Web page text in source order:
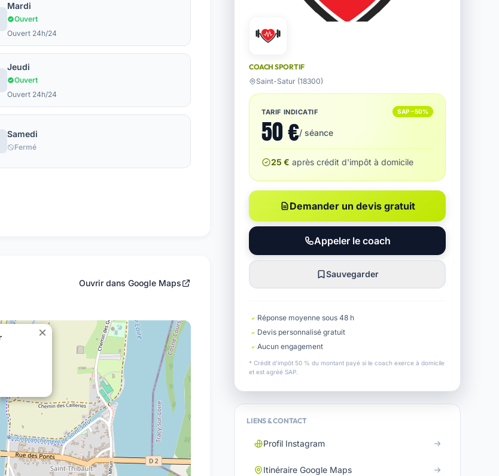
Mardi
Ouvert
Ouvert 24h/24
Jeudi
Ouvert
Ouvert 24h/24
Samedi
Fermé
Ouvrir dans Google Maps
×
COACH SPORTIF
Saint-Satur (18300)
TARIF INDICATIF SAP −50%
50 €/ séance
25 € après crédit d'impôt à domicile
Demander un devis gratuit
Appeler le coach
Sauvegarder
Réponse moyenne sous 48 h
Devis personnalisé gratuit
Aucun engagement
* Crédit d'impôt 50 % du montant payé si le coach exerce à domicile
et est agréé SAP.
LIENS & CONTACT
Profil Instagram
Itinéraire Google Maps